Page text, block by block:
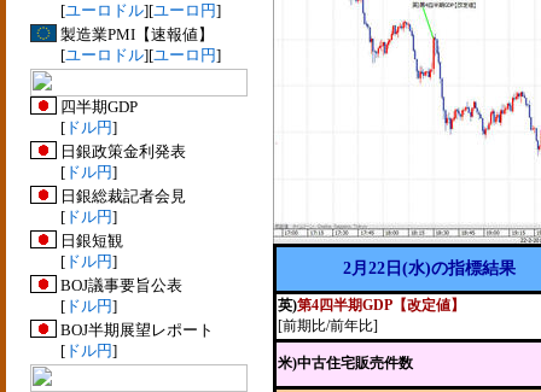
[ユーロドル][ユーロ円]
製造業PMI【速報値】
[ユーロドル][ユーロ円]
四半期GDP
[ ドル円]
日銀政策金利発表
[ ドル円]
日銀総裁記者会見
[ ドル円]
日銀短観
[ ドル円]
BOJ議事要旨公表
[ ドル円]
BOJ半期展望レポート
[ ドル円]
2月22日(水)の指標結果
英)第4四半期GDP【改定値】
[前期比/前年比]
米)中古住宅販売件数